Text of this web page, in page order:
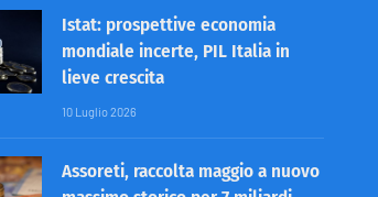
Istat: prospettive economia
mondiale incerte, PIL Italia in
lieve crescita
10 Luglio 2026
Assoreti, raccolta maggio a nuovo